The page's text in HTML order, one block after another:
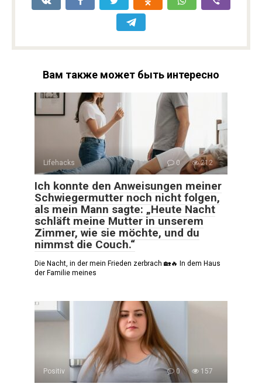
Вам также может быть интересно
Lifehacks 0 212
Ich konnte den Anweisungen meiner
Schwiegermutter noch nicht folgen,
als mein Mann sagte: „Heute Nacht
schläft meine Mutter in unserem
Zimmer, wie sie möchte, und du
nimmst die Couch.“
Die Nacht, in der mein Frieden zerbrach 🏡🔥 In dem Haus
der Familie meines
Positiv 0 157